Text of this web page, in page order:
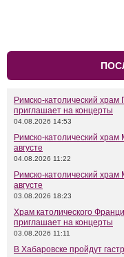
Римско-католический
приглашает на концерты
04.08.2026 14:53
Римско-католический
августе
04.08.2026 11:22
Римско-католический
августе
03.08.2026 18:23
Храм католического
приглашает на концерты
03.08.2026 11:11
В Хабаровске пройдут